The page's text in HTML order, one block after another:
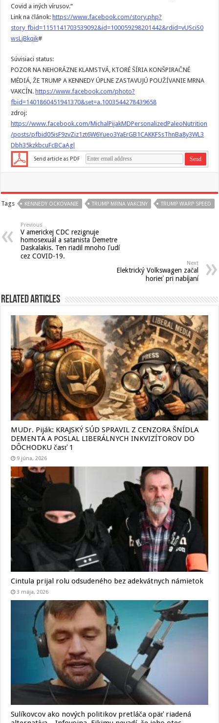
Covid a iných vírusov.“
Link na článok: https://www.facebook.com/story.php?
story_fbid=1151141703539092&id=100059298201442&rdid=vUSciS0
wsLjBkqik#
Súvisiaci status:
POZOR NA NEHORÁZNE KLAMSTVÁ, KTORÉ ŠÍRIA KONŠPIRAČNÉ
MÉDIÁ, ŽE TRUMP A KENNEDY ÚPLNE ZASTAVUJÚ POUŽÍVANIE MRNA
VAKCÍN. https://www.facebook.com/photo?
fbid=1401860451941370&set=a.1003544278439658
zdroj:
https://www.facebook.com/MichalPijakMDPersonalizedPaleoNutrition
/posts/pfbid05isF9zvZiz1zt6W6Yueo3YaErGB1CAKKFSsThnBa8y3WL3
Dbh35kzkbcuFcBCaAgl
Send article as PDF
Tags KENNEDY OCKOVANIE TRUMP MRNA VAKCINY TRUMP WARP SPEED
Previous
V americkej CDC rezignuje
homosexuál a satanista Demetre
Daskalakis. Ten riadil mnoho ľudí
cez COVID-19.
Next
Elektrický Volkswagen začal
horieť pri nabíjaní
Related Articles
MUDr. Piják: KRAJSKÝ SÚD SPRAVIL Z CENZORA ŠNÍDLA
DEMENTA A POSLAL LIBERÁLNYCH INKVIZÍTOROV DO
DÔCHODKU časť 1
9 júna, 2026
Cintula prijal rolu odsudeného bez adekvátnych námietok
3 mája, 2026
Sulíkovcov ako nových politikov pretláča opäť riadená